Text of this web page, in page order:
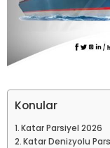
Konular
Katar Parsiyel 2026
Katar Denizyolu